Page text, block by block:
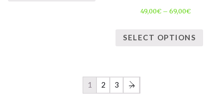
49,00€– 69,00€
SELECT OPTIONS
1 2 3 →